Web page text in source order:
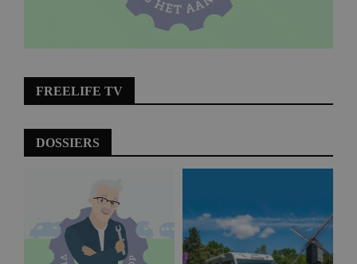
FREELIFE TV
DOSSIERS